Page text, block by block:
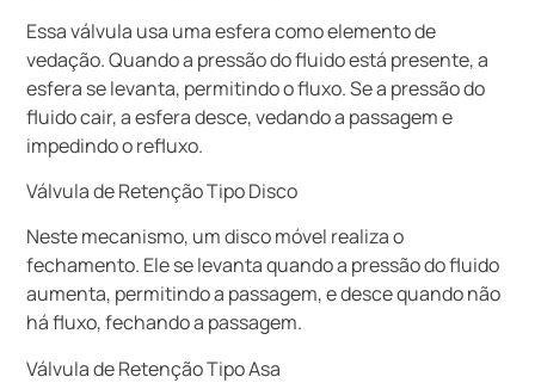
Essa válvula usa uma esfera como elemento de
vedação. Quando a pressão do fluido está presente, a
esfera se levanta, permitindo o fluxo. Se a pressão do
fluido cair, a esfera desce, vedando a passagem e
impedindo o refluxo.
Válvula de Retenção Tipo Disco
Neste mecanismo, um disco móvel realiza o
fechamento. Ele se levanta quando a pressão do fluido
aumenta, permitindo a passagem, e desce quando não
há fluxo, fechando a passagem.
Válvula de Retenção Tipo Asa